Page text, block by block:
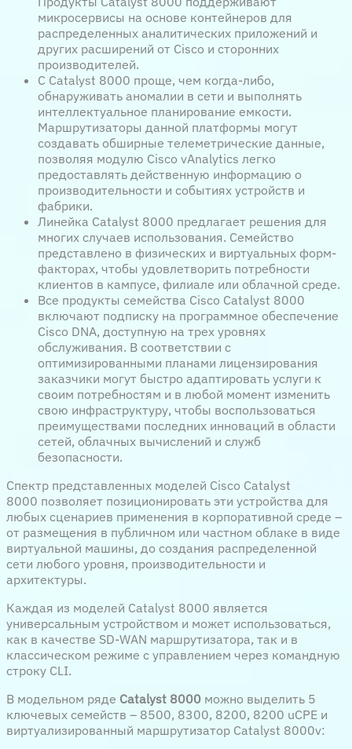
микросервисы на основе контейнеров для
распределенных аналитических приложений и
других расширений от Cisco и сторонних
производителей.
С Catalyst 8000 проще, чем когда-либо,
обнаруживать аномалии в сети и выполнять
интеллектуальное планирование емкости.
Маршрутизаторы данной платформы могут
создавать обширные телеметрические данные,
позволяя модулю Cisco vAnalytics легко
предоставлять действенную информацию о
производительности и событиях устройств и
фабрики.
Линейка Catalyst 8000 предлагает решения для
многих случаев использования. Семейство
представлено в физических и виртуальных форм-
факторах, чтобы удовлетворить потребности
клиентов в кампусе, филиале или облачной среде.
Все продукты семейства Cisco Catalyst 8000
включают подписку на программное обеспечение
Cisco DNA, доступную на трех уровнях
обслуживания. В соответствии с
оптимизированными планами лицензирования
заказчики могут быстро адаптировать услуги к
своим потребностям и в любой момент изменить
свою инфраструктуру, чтобы воспользоваться
преимуществами последних инноваций в области
сетей, облачных вычислений и служб
безопасности.
Спектр представленных моделей Cisco Catalyst
8000 позволяет позиционировать эти устройства для
любых сценариев применения в корпоративной среде –
от размещения в публичном или частном облаке в виде
виртуальной машины, до создания распределенной
сети любого уровня, производительности и
архитектуры.
Каждая из моделей Catalyst 8000 является
универсальным устройством и может использоваться,
как в качестве SD-WAN маршрутизатора, так и в
классическом режиме с управлением через командную
строку CLI.
В модельном ряде Catalyst 8000 можно выделить 5
ключевых семейств – 8500, 8300, 8200, 8200 uCPE и
виртуализированный маршрутизатор Catalyst 8000v: